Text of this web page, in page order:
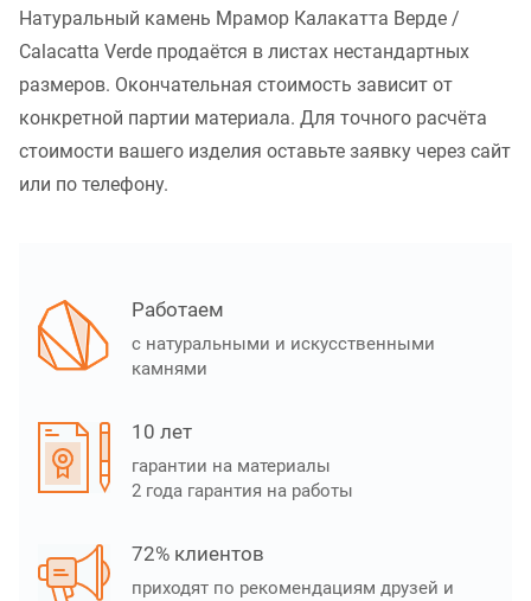
Натуральный камень Мрамор Калакатта Верде /
Calacatta Verde продаётся в листах нестандартных
размеров. Окончательная стоимость зависит от
конкретной партии материала. Для точного расчёта
стоимости вашего изделия оставьте заявку через сайт
или по телефону.
Работаем
с натуральными и искусственными
камнями
10 лет
гарантии на материалы
2 года гарантия на работы
72% клиентов
приходят по рекомендациям друзей и